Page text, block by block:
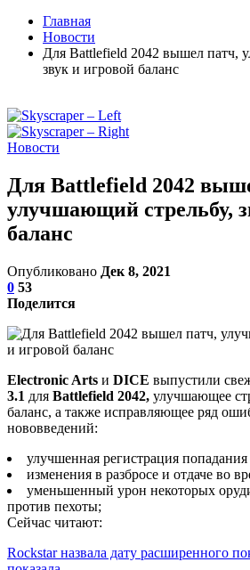
Главная
Новости
Для Battlefield 2042 вышел патч,
звук и игровой баланс
Новости
Для Battlefield 2042
улучшающий стрельбу,
баланс
Опубликовано Дек 8, 2021
0 53
Поделится
Electronic Arts и DICE выпустили
3.1 для Battlefield 2042, улучшающее
баланс, а также исправляющее ряд
нововведений:
улучшенная регистрация попадания
изменения в разбросе и отдаче во
уменьшенный урон некоторых
против пехоты;
Сейчас читают:
Rockstar назвала дату расширенного